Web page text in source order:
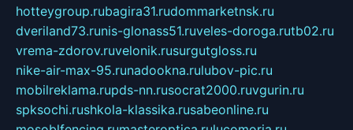
hotteygroup.rubagira31.rudommarketnsk.ru
dveriland73.runis-glonass51.ruveles-doroga.rutb02.ru
vrema-zdorov.ruvelonik.rusurgutgloss.ru
nike-air-max-95.runadookna.rulubov-pic.ru
mobilreklama.rupds-nn.rusocrat2000.ruvgurin.ru
spksochi.rushkola-klassika.rusabeonline.ru